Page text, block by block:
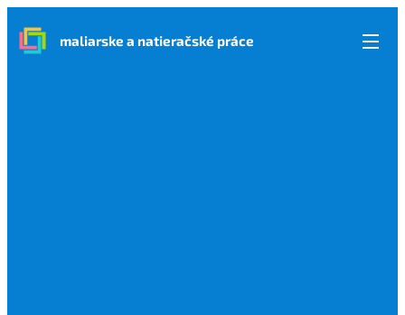
maliarske a natieračské práce